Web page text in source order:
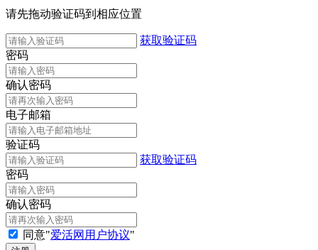
请先拖动验证码到相应位置
获取验证码
密码
确认密码
电子邮箱
验证码
获取验证码
密码
确认密码
同意"爱活网用户协议"